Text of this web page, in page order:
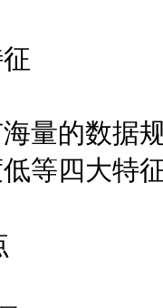
的数据规
等四大特